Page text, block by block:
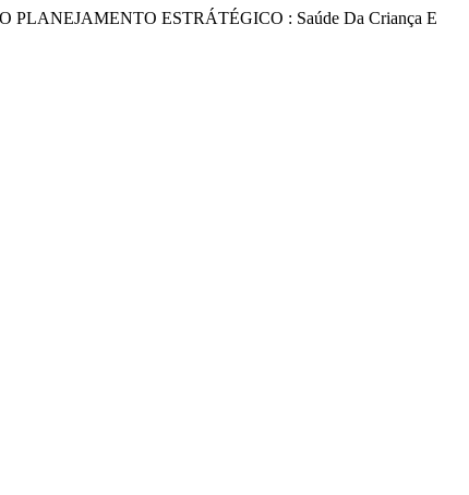
PLANEJAMENTO ESTRÁTÉGICO : Saúde Da Criança E